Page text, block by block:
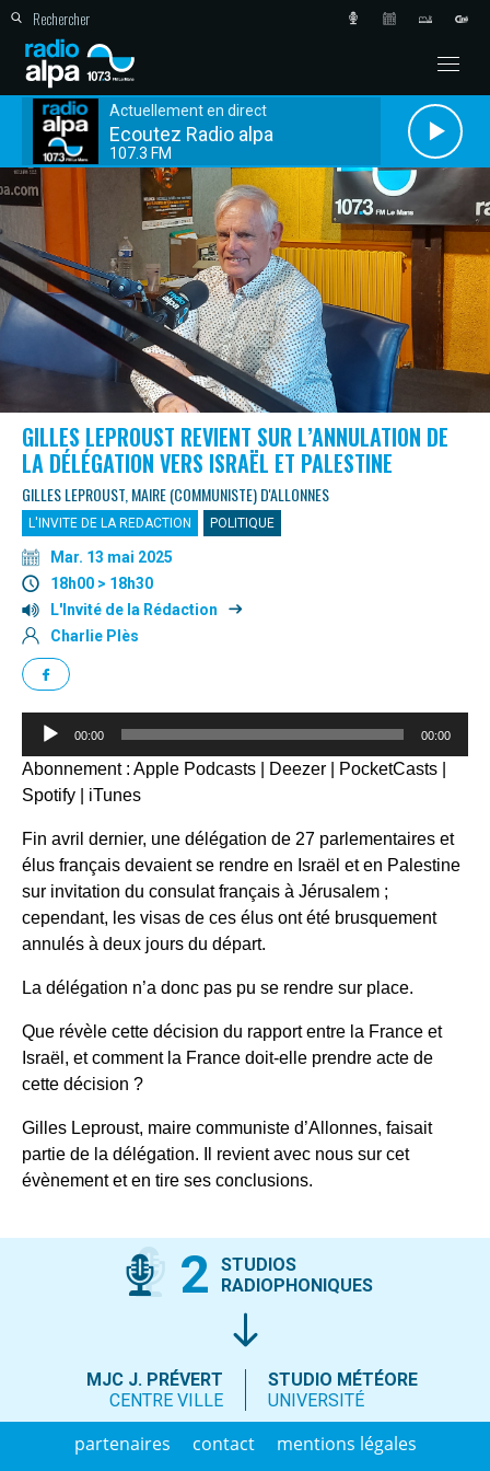
Actuellement en direct
Ecoutez Radio alpa
107.3 FM
GILLES LEPROUST REVIENT SUR L’ANNULATION DE
LA DÉLÉGATION VERS ISRAËL ET PALESTINE
GILLES LEPROUST, MAIRE (COMMUNISTE) D'ALLONNES
L'INVITE DE LA REDACTION POLITIQUE
Mar. 13 mai 2025
18h00 > 18h30
L'Invité de la Rédaction
Charlie Plès
Lecteur
00:00 00:00
Abonnement : Apple Podcasts Deezer PocketCasts
Spotify
iTunes
Fin avril dernier, une délégation de 27 parlementaires et
élus français devaient se rendre en Israël et en Palestine
sur invitation du consulat français à Jérusalem ;
cependant, les visas de ces élus ont été brusquement
annulés à deux jours du départ.
La délégation n’a donc pas pu se rendre sur place.
Que révèle cette décision du rapport entre la France et
Israël, et comment la France doit-elle prendre acte de
cette décision ?
Gilles Leproust, maire communiste d’Allonnes, faisait
partie de la délégation. Il revient avec nous sur cet
évènement et en tire ses conclusions.
2
STUDIOS
RADIOPHONIQUES
MJC J. PRÉVERT
CENTRE VILLE
STUDIO MÉTÉORE
UNIVERSITÉ
partenaires contact
mentions légales